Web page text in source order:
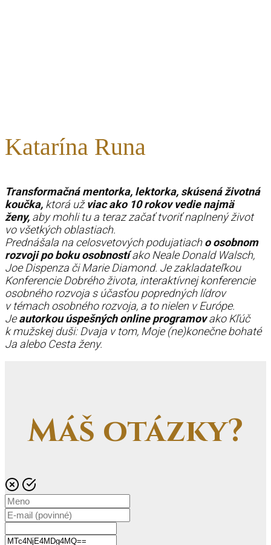
Katarína Runa
Transformačná mentorka, lektorka, skúsená životná
koučka, ktorá už viac ako 10 rokov vedie najmä
ženy, aby mohli tu a teraz začať tvoriť naplnený život
vo všetkých oblastiach.
Prednášala na celosvetových podujatiacho osobnom
rozvoji po boku osobnostíako Neale Donald Walsch,
Joe Dispenza či Marie Diamond. Je zakladateľkou
Konferencie Dobrého života, interaktívnej konferencie
osobného rozvoja s účasťou popredných lídrov
v témach osobného rozvoja, a to nielen v Európe.
Jeautorkou úspešných online programovako Kľúč
k mužskej duši: Dvaja v tom, Moje (ne)konečne bohaté
Ja alebo Cesta ženy.
Máš otázky?